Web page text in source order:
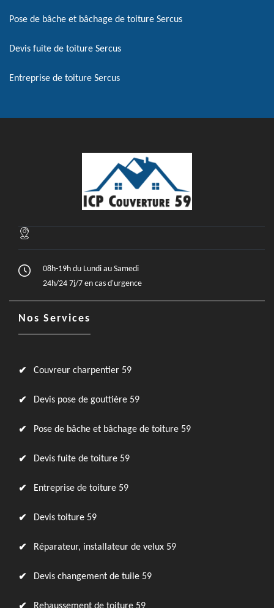
Pose de bâche et bâchage de toiture Sercus
Devis fuite de toiture Sercus
Entreprise de toiture Sercus
08h-19h du Lundi au Samedi
24h/24 7j/7 en cas d'urgence
Nos Services
Couvreur charpentier 59
Devis pose de gouttière 59
Pose de bâche et bâchage de toiture 59
Devis fuite de toiture 59
Entreprise de toiture 59
Devis toiture 59
Réparateur, installateur de velux 59
Devis changement de tuile 59